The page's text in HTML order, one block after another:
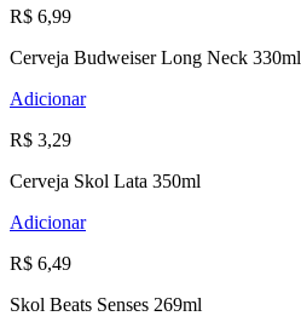
R$ 6,99
Cerveja Budweiser Long Neck 330ml
Adicionar
R$ 3,29
Cerveja Skol Lata 350ml
Adicionar
R$ 6,49
Skol Beats Senses 269ml